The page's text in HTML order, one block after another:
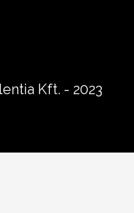
Kft. - 2023